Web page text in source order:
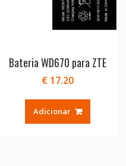
Bateria WD670 para ZTE
€ 17.20
Adicionar